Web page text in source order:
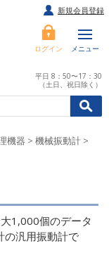
ログイン メニュー
平日 8：50〜17：30
（土日、祝日除く）
//
新規会員登録
機器 > 機械振動計 >
1,000個のデータ
の汎用振動計で